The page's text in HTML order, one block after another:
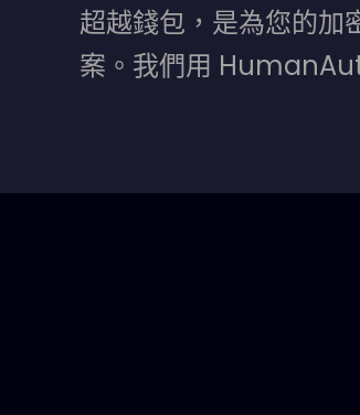
超越錢包，是為您的加
案。我們用